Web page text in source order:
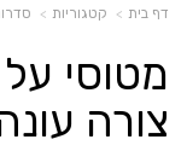
דף בית קטגוריות
מטוסי
צורה עונה